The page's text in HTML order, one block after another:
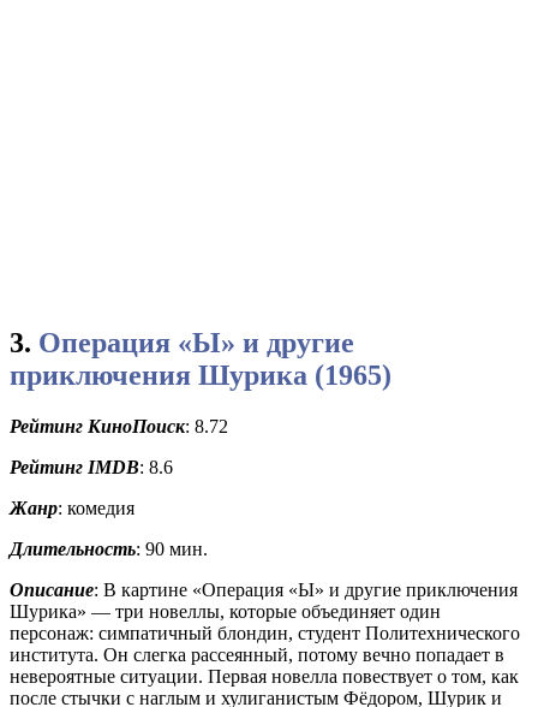
3. Операция «Ы» и другие
приключения Шурика (1965)
Рейтинг КиноПоиск: 8.72
Рейтинг IMDB: 8.6
Жанр: комедия
Длительность: 90 мин.
Описание: В картине «Операция «Ы» и другие приключения
Шурика» — три новеллы, которые объединяет один
персонаж: симпатичный блондин, студент Политехнического
института. Он слегка рассеянный, потому вечно попадает в
невероятные ситуации. Первая новелла повествует о том, как
после стычки с наглым и хулиганистым Фёдором, Шурик и